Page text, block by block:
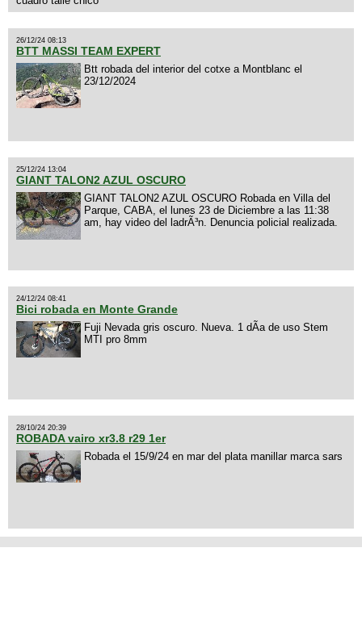
26/12/24 08:13
BTT MASSI TEAM EXPERT
Btt robada del interior del cotxe a Montblanc el
23/12/2024
25/12/24 13:04
GIANT TALON2 AZUL OSCURO
GIANT TALON2 AZUL OSCURO Robada en Villa del
Parque, CABA, el lunes 23 de Diciembre a las 11:38
am, hay video del ladrÃ³n. Denuncia policial realizada.
24/12/24 08:41
Bici robada en Monte Grande
Fuji Nevada gris oscuro. Nueva. 1 dÃ­a de uso Stem
MTI pro 8mm
28/10/24 20:39
ROBADA vairo xr3.8 r29 1er
Robada el 15/9/24 en mar del plata manillar marca sars